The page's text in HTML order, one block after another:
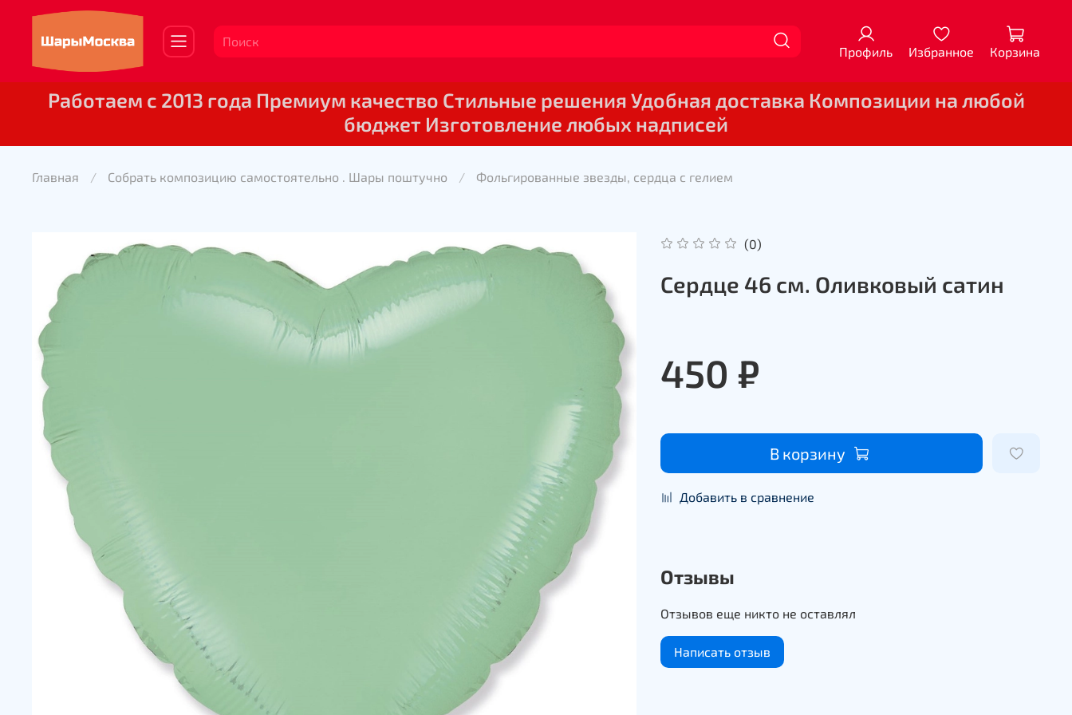
Профиль Избранное Корзина
Работаем с 2013 года Премиум качество Стильные решения Удобная доставка Композиции на любой
бюджет Изготовление любых надписей
Главная Собрать композицию самостоятельно . Шары поштучно Фольгированные звезды, сердца с гелием
(0)
Сердце 46 см. Оливковый сатин
450 ₽
В корзину
Добавить в сравнение
Отзывы
Отзывов еще никто не оставлял
Написать отзыв